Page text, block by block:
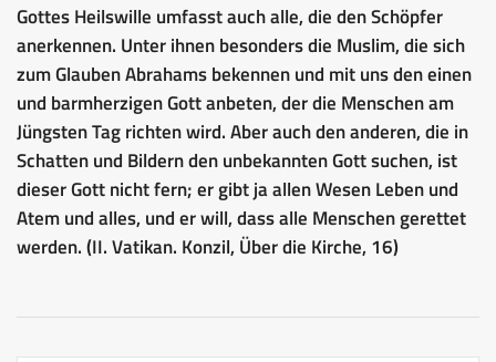
Gottes Heilswille umfasst auch alle, die den Schöpfer
anerkennen. Unter ihnen besonders die Muslim, die sich
zum Glauben Abrahams bekennen und mit uns den einen
und barmherzigen Gott anbeten, der die Menschen am
Jüngsten Tag richten wird. Aber auch den anderen, die in
Schatten und Bildern den unbekannten Gott suchen, ist
dieser Gott nicht fern; er gibt ja allen Wesen Leben und
Atem und alles, und er will, dass alle Menschen gerettet
werden. (II. Vatikan. Konzil, Über die Kirche, 16)